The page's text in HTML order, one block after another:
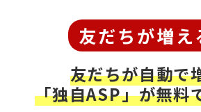
友だちが増え
友だちが自動で
「独自ASP」が無料